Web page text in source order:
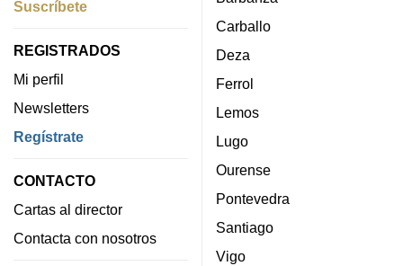
Suscríbete
REGISTRADOS
Mi perfil
Newsletters
Regístrate
CONTACTO
Cartas al director
Contacta con nosotros
Carballo
Deza
Ferrol
Lemos
Lugo
Ourense
Pontevedra
Santiago
Vigo